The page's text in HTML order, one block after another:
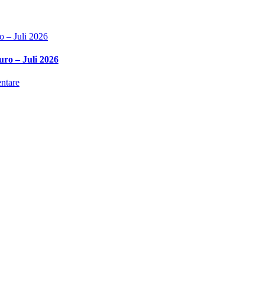
– Juli 2026
– Juli 2026